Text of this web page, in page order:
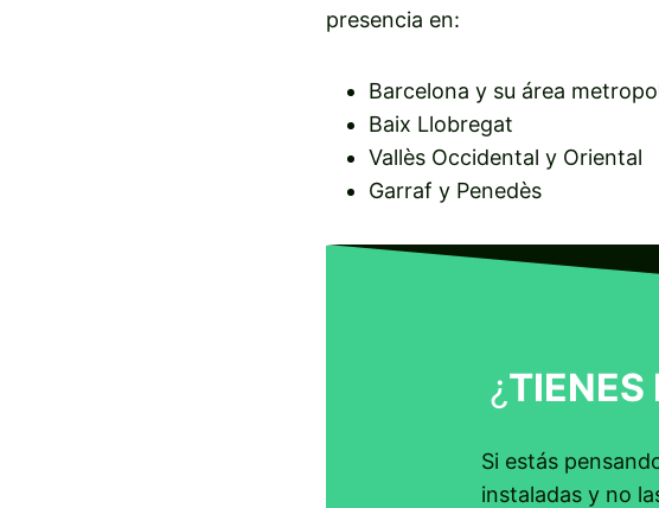
presencia en:
Barcelona y su área
Baix Llobregat
Vallès Occidental y Oriental
Garraf y Penedès
¿TIENES
Si estás
instaladas y no